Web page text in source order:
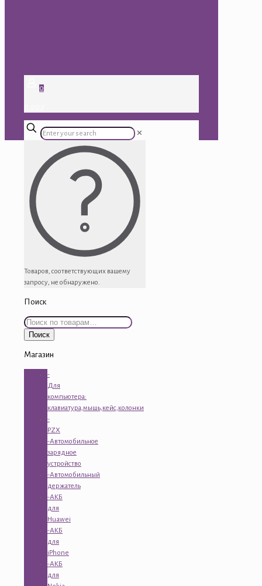
0
✕
Товаров, соответствующих вашему
запросу, не обнаружено.
Поиск
Искать:
Поиск
Магазин
-
Для
компьютера:
клавиатура,мышь,кейс,колонки
-
PZX
-Автомобильное
зарядное
устройство
-Автомобильный
держатель
-АКБ
для
Huawei
-АКБ
для
iPhone
-АКБ
для